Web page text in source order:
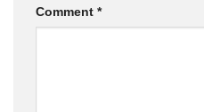
Comment *